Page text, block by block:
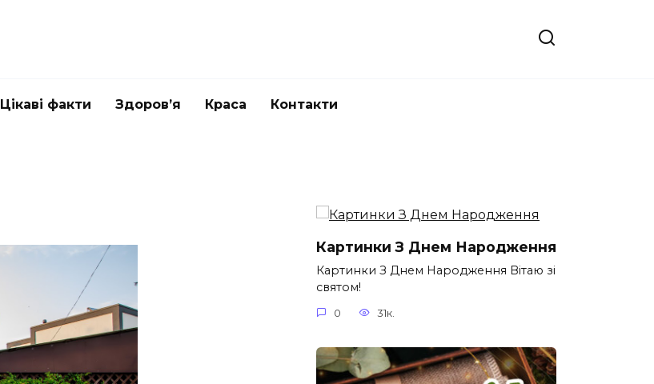
Цікаві факти Здоров’я Краса Контакти
Картинки З Днем Народження
Картинки З Днем Народження Вітаю зі
святом!
0 31к.